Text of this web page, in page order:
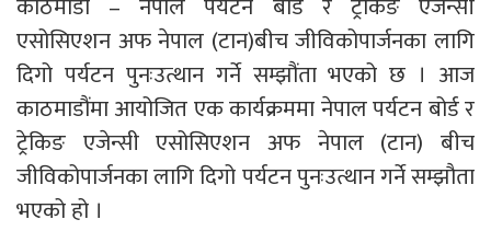
एसोसिएशन अफ नेपाल (टान)बीच जीविकोपार्जनका लागि
दिगो पर्यटन पुनःउत्थान गर्ने सम्झौंता भएको छ । आज
काठमाडौंमा आयोजित एक कार्यक्रममा नेपाल पर्यटन बोर्ड र
ट्रेकिङ एजेन्सी एसोसिएशन अफ नेपाल (टान) बीच
जीविकोपार्जनका लागि दिगो पर्यटन पुनःउत्थान गर्ने सम्झौता
भएको हो ।